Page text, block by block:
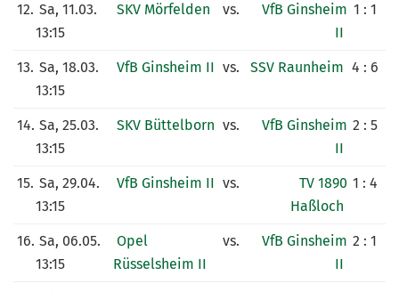
12. Sa, 11.03.
13:15
SKV Mörfelden vs.
VfB Ginsheim
II
1 : 1
13. Sa, 18.03.
13:15
VfB Ginsheim II vs. SSV Raunheim 4 : 6
14. Sa, 25.03.
13:15
SKV Büttelborn vs.
VfB Ginsheim
II
2 : 5
15. Sa, 29.04.
13:15
VfB Ginsheim II vs.
TV 1890
Haßloch
1 : 4
16. Sa, 06.05.
13:15
Opel
Rüsselsheim II
vs.
VfB Ginsheim
II
2 : 1